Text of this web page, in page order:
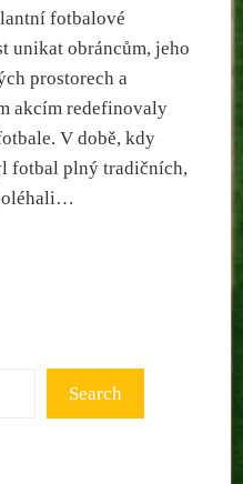
fotbalové
unikat obráncům, jeho
prostorech a
akcím redefinovaly
V době, kdy
fotbal plný tradičních,
Search